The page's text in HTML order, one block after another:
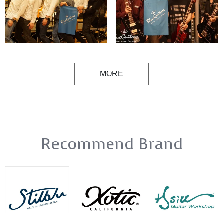
MORE
Recommend Brand